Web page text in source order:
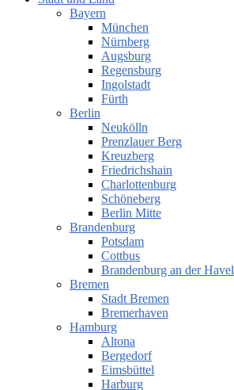
Bayern
München
Nürnberg
Augsburg
Regensburg
Ingolstadt
Fürth
Berlin
Neukölln
Prenzlauer Berg
Kreuzberg
Friedrichshain
Charlottenburg
Schöneberg
Berlin Mitte
Brandenburg
Potsdam
Cottbus
Brandenburg an der Havel
Bremen
Stadt Bremen
Bremerhaven
Hamburg
Altona
Bergedorf
Eimsbüttel
Harburg